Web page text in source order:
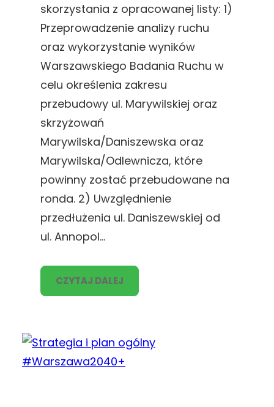
skorzystania z opracowanej listy: 1)
Przeprowadzenie analizy ruchu
oraz wykorzystanie wyników
Warszawskiego Badania Ruchu w
celu określenia zakresu
przebudowy ul. Marywilskiej oraz
skrzyżowań
Marywilska/Daniszewska oraz
Marywilska/Odlewnicza, które
powinny zostać przebudowane na
ronda. 2) Uwzględnienie
przedłużenia ul. Daniszewskiej od
ul. Annopol…
CZYTAJ DALEJ